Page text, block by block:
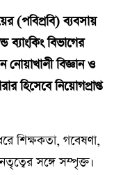
(পবিপ্রবি) ব্যবসায়
ব্যাংকিং বিভাগের
নোয়াখালী বিজ্ঞান ও
হিসেবে নিয়োগপ্রাপ্ত
শিক্ষকতা, গবেষণা,
সঙ্গে সম্পৃক্ত।